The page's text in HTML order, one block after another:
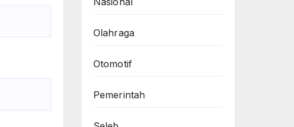
Olahraga
Otomotif
Pemerintah